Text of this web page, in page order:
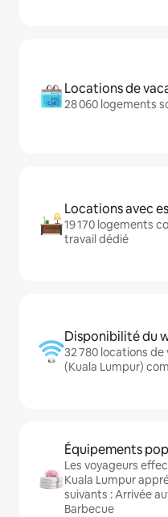
Locations de
28 060 logements
Locations avec
19 170 logements
travail dédié
Disponibilité du
32 780 locations
(Kuala Lumpur)
Équipements
Les voyageurs
Kuala Lumpur
suivants : Arrivée
Barbecue